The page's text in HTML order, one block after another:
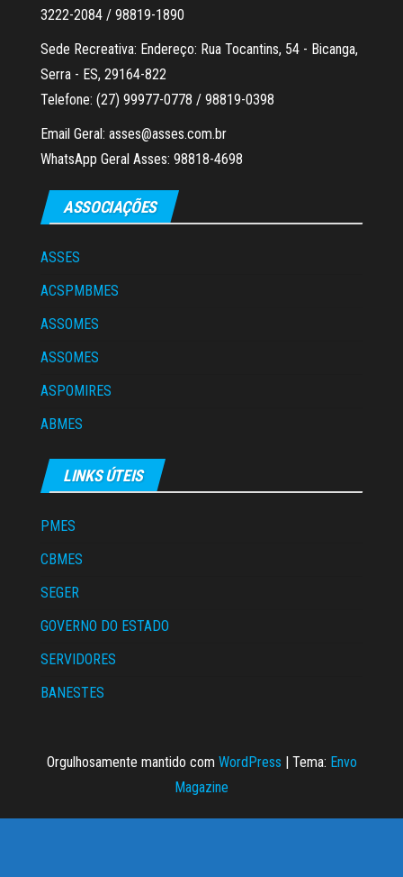
3222-2084 / 98819-1890
Sede Recreativa: Endereço: Rua Tocantins, 54 - Bicanga,
Serra - ES, 29164-822
Telefone: (27) 99977-0778 / 98819-0398
Email Geral: asses@asses.com.br
WhatsApp Geral Asses: 98818-4698
ASSOCIAÇÕES
ASSES
ACSPMBMES
ASSOMES
ASSOMES
ASPOMIRES
ABMES
LINKS ÚTEIS
PMES
CBMES
SEGER
GOVERNO DO ESTADO
SERVIDORES
BANESTES
Orgulhosamente mantido com WordPress Tema: Envo
Magazine